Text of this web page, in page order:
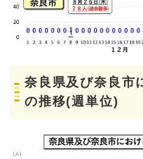
奈良県及び奈良市
の推移(週単位)